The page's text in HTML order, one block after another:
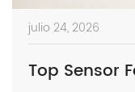
julio 24, 2026